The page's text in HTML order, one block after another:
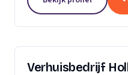
Verhuisbedrijf